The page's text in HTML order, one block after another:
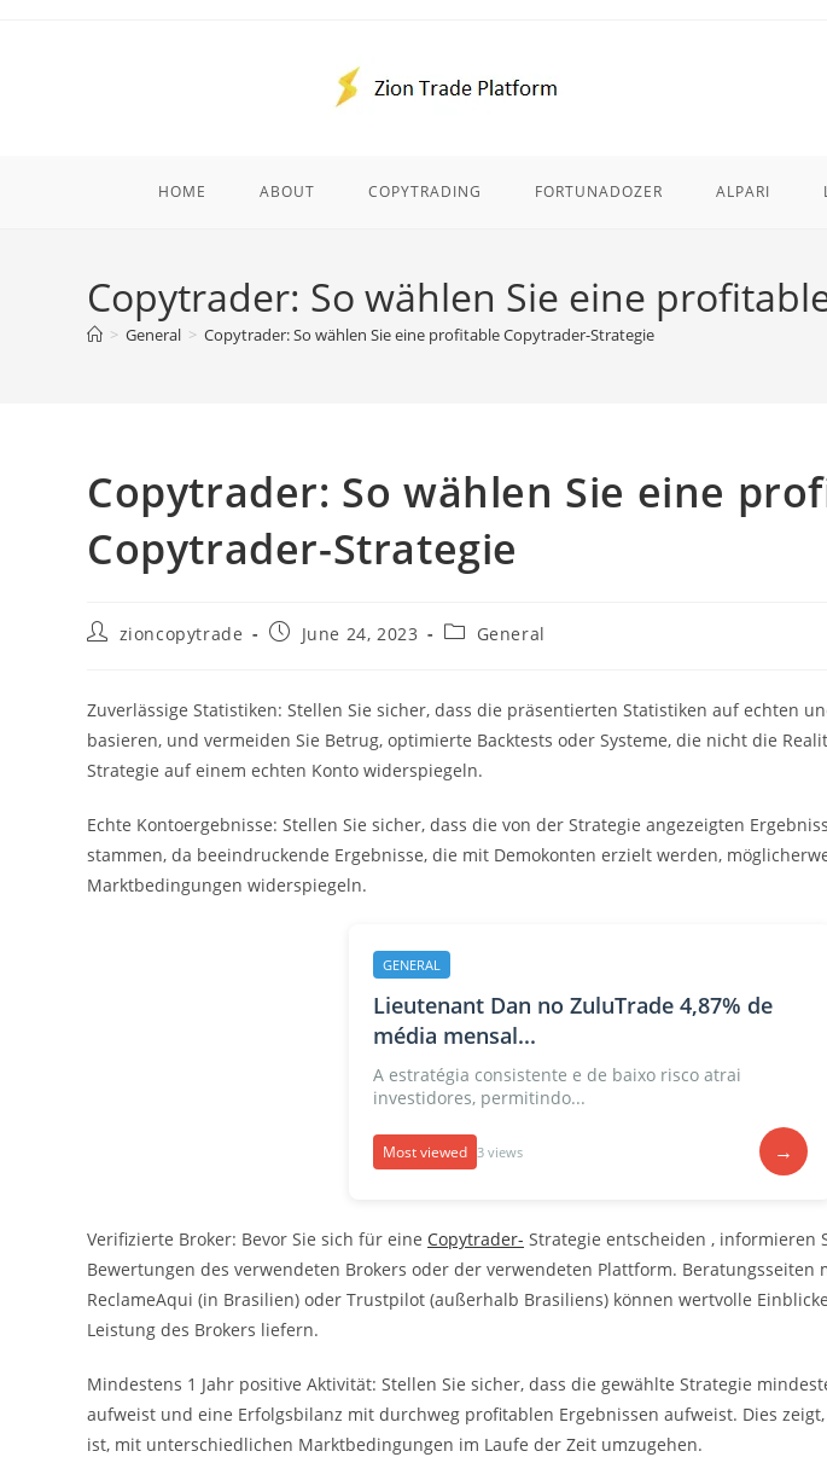
HOME ABOUT COPYTRADING FORTUNADOZER ALPARI
Copytrader: So wählen Sie eine
> General > Copytrader: So wählen Sie eine profitable Copytrader-Strategie
Copytrader: So wählen Sie eine
Copytrader-Strategie
Postzioncopytrade
PostJune 24, 2023
PostGeneral
Zuverlässige Statistiken: Stellen Sie sicher, dass die präsentierten Statistiken auf echten
basieren, und vermeiden Sie Betrug, optimierte Backtests oder Systeme, die nicht die
Strategie auf einem echten Konto widerspiegeln.
Echte Kontoergebnisse: Stellen Sie sicher, dass die von der Strategie angezeigten
stammen, da beeindruckende Ergebnisse, die mit Demokonten erzielt werden,
Marktbedingungen widerspiegeln.
GENERAL
Lieutenant Dan no ZuluTrade 4,87% de
média mensal...
A estratégia consistente e de baixo risco atrai
investidores, permitindo...
Most viewed 3 views →
Verifizierte Broker: Bevor Sie sich für eine Copytrader- Strategie entscheiden , informieren
Bewertungen des verwendeten Brokers oder der verwendeten Plattform. Beratungsseiten
ReclameAqui (in Brasilien) oder Trustpilot (außerhalb Brasiliens) können wertvolle
Leistung des Brokers liefern.
Mindestens 1 Jahr positive Aktivität: Stellen Sie sicher, dass die gewählte Strategie
aufweist und eine Erfolgsbilanz mit durchweg profitablen Ergebnissen aufweist. Dies
ist, mit unterschiedlichen Marktbedingungen im Laufe der Zeit umzugehen.